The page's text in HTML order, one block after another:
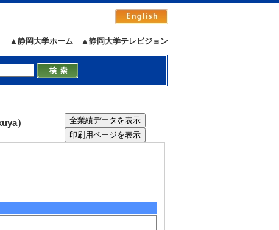
▲静岡大学テレビジョン
▲静岡大学ホーム
）